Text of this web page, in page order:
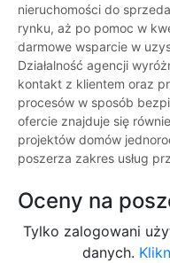
nieruchomości do
rynku, aż po pomoc w
darmowe wsparcie w
Działalność agencji
kontakt z klientem oraz
procesów w sposób
ofercie znajduje się
projektów domów
poszerza zakres usług
Oceny na
Tylko zalogowani
danych.